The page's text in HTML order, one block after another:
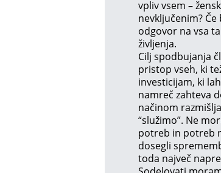
vpliv vsem –
nevključenim?
odgovor na vsa
življenja.
Cilj spodbujanja
pristop vseh, ki
investicijam, ki
namreč zahteva
načinom
“služimo”. Ne
potreb in potreb
dosegli
toda največ